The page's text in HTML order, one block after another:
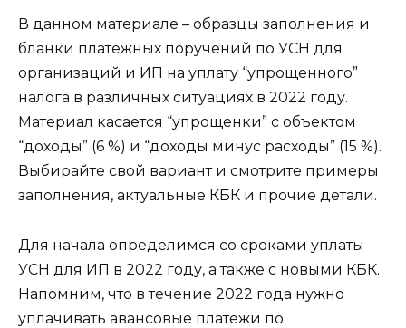
В данном материале – образцы заполнения и
бланки платежных поручений по УСН для
организаций и ИП на уплату “упрощенного”
налога в различных ситуациях в 2022 году.
Материал касается “упрощенки” с объектом
“доходы” (6 %) и “доходы минус расходы” (15 %).
Выбирайте свой вариант и смотрите примеры
заполнения, актуальные КБК и прочие детали.
Для начала определимся со сроками уплаты
УСН для ИП в 2022 году, а также с новыми КБК.
Напомним, что в течение 2022 года нужно
уплачивать авансовые платежи по